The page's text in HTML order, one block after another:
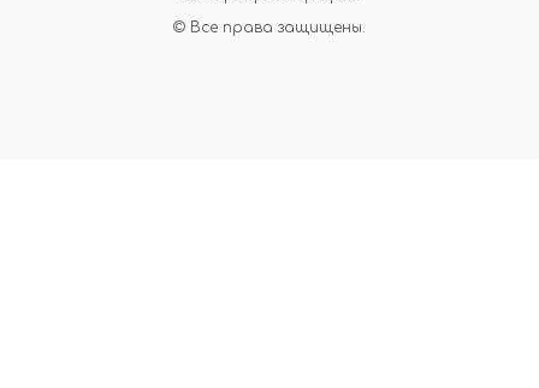
© Все права защищены.